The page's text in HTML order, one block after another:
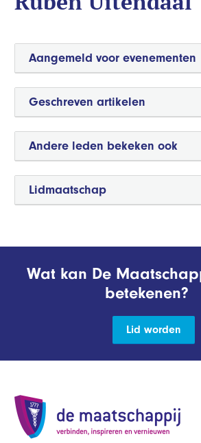
Lidmaatschap
Aangemeld voor evenementen
Geschreven artikelen
Andere leden bekeken ook
Wat kan De
betekenen?
Lid worden